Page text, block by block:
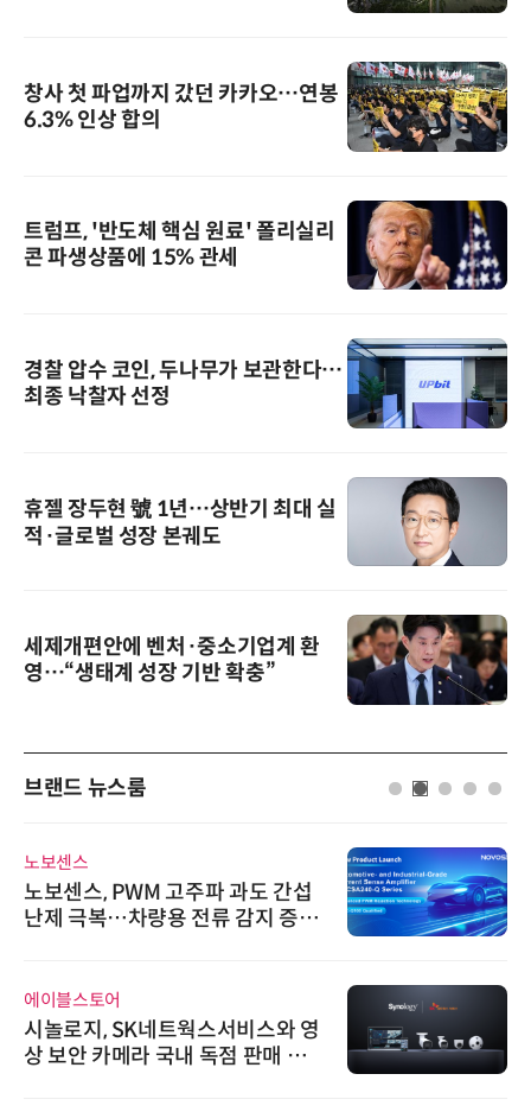
창사 첫 파업까지 갔던 카카오…연봉
6.3% 인상 합의
트럼프, '반도체 핵심 원료' 폴리실리
콘 파생상품에 15% 관세
경찰 압수 코인, 두나무가 보관한다…
최종 낙찰자 선정
휴젤 장두현 號 1년…상반기 최대 실
적·글로벌 성장 본궤도
세제개편안에 벤처·중소기업계 환
영…“생태계 성장 기반 확충”
브랜드 뉴스룸
노보센스
노보센스, PWM 고주파 과도 간섭
난제 극복…차량용 전류 감지 증폭
에이블스토어
시놀로지, SK네트웍스서비스와 영
상 보안 카메라 국내 독점 판매 파